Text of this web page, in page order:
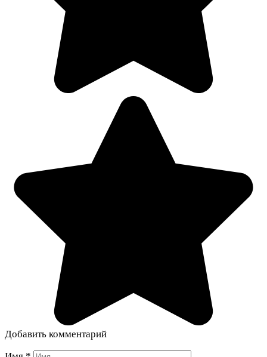
Добавить комментарий